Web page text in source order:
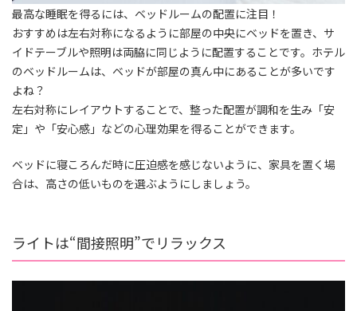
最高な睡眠を得るには、ベッドルームの配置に注目！
おすすめは左右対称になるように部屋の中央にベッドを置き、サ
イドテーブルや照明は両脇に同じように配置することです。ホテル
のベッドルームは、ベッドが部屋の真ん中にあることが多いです
よね？
左右対称にレイアウトすることで、整った配置が調和を生み「安
定」や「安心感」などの心理効果を得ることができます。
ベッドに寝ころんだ時に圧迫感を感じないように、家具を置く場
合は、高さの低いものを選ぶようにしましょう。
ライトは“間接照明”でリラックス